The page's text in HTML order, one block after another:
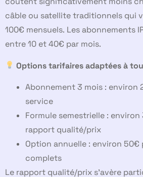
câble ou satellite traditionnels qui
100€ mensuels. Les abonnements
entre 10 et 40€ par mois.
Options tarifaires adaptées à
Abonnement 3 mois : environ
service
Formule semestrielle :
rapport qualité/prix
Option annuelle : environ 50€
complets
Le rapport qualité/prix s’avère